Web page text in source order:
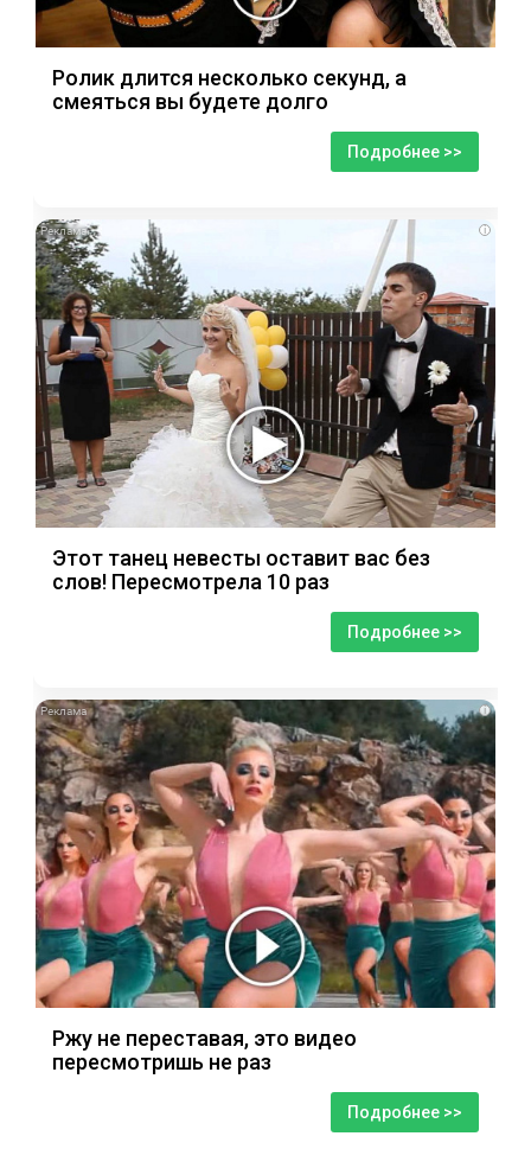
Ролик длится несколько секунд, а
смеяться вы будете долго
Подробнее >>
i
Этот танец невесты оставит вас без
слов! Пересмотрела 10 раз
Подробнее >>
i
Ржу не переставая, это видео
пересмотришь не раз
Подробнее >>